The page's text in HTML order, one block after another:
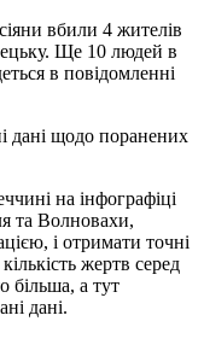
вбили 4 жителів
Ще 10 людей в
в повідомленні
дані щодо поранених
на інфографіці
та Волновахи,
і отримати точні
жертв серед
більша, а тут
дані.